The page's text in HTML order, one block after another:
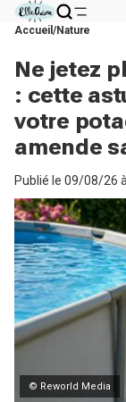
Accueil Nature
Ne jetez
: cette
votre
amende
Publié le 09/08/26
© Reworld Media